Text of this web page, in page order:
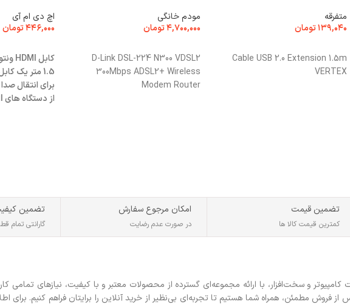
متفرقه
۱۳۹,۰۴۰تومان
Cable USB 2.0 Extension 1.5m
VERTEX
مودم خانگی
۴,۷۰۰,۰۰۰تومان
D-Link DSL-224 N300 VDSL2
300Mbps ADSL2+ Wireless
Modem Router
اچ دی ام آی
۴۴۶,۰۰۰تومان
1.5 متر یک
برای انتقال
تضمین قیمت
کمترین قیمت کالا ها
امکان مرجوع سفارش
در صورت عدم رضایت
تضمین
گارانتی تمام
و سخت‌افزار، با ارائه مجموعه‌ای گسترده از محصولات معتبر و با کیفیت، نیازهای تمامی
مطمئن، همراه شما هستیم تا تجربه‌ای بی‌نظیر از خرید آنلاین را برایتان فراهم کنیم. برای